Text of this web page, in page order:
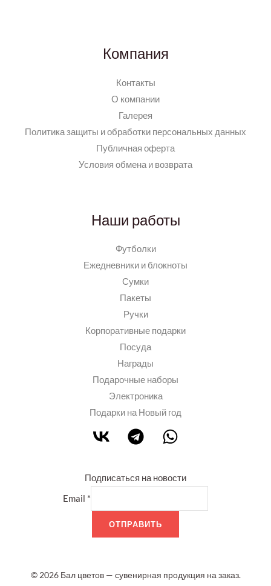
Компания
Контакты
О компании
Галерея
Политика защиты и обработки персональных данных
Публичная оферта
Условия обмена и возврата
Наши работы
Футболки
Ежедневники и блокноты
Сумки
Пакеты
Ручки
Корпоративные подарки
Посуда
Награды
Подарочные наборы
Электроника
Подарки на Новый год
Подписаться на новости
Email *
ОТПРАВИТЬ
© 2026 Бал цветов — сувенирная продукция на заказ.